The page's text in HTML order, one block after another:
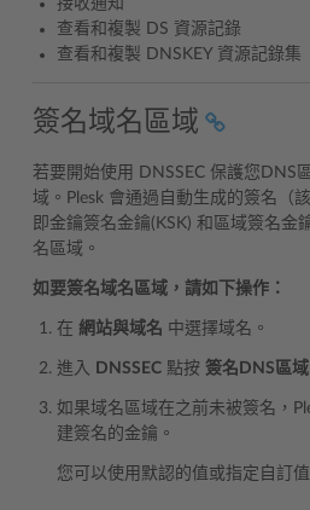
接收通知
查看和複製 DS 資源記錄
查看和複製 DNSKEY 資源記錄集
簽名域名區域
若要開始使用 DNSSEC 保護您DNS
域。Plesk 會通過自動生成的簽名（
即金鑰簽名金鑰(KSK) 和區域簽名金
名區域。
如要簽名域名區域，請如下操作：
在 網站與域名 中選擇域名。
進入 DNSSEC 點按 簽名DNS區域
如果域名區域在之前未被簽名，
建簽名的金鑰。
您可以使用默認的值或指定自訂